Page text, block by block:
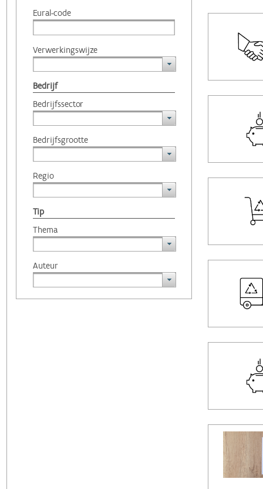
Eural-code
Verwerkingswijze
Bedrijf
Bedrijfssector
Bedrijfsgrootte
Regio
Tip
Thema
Auteur